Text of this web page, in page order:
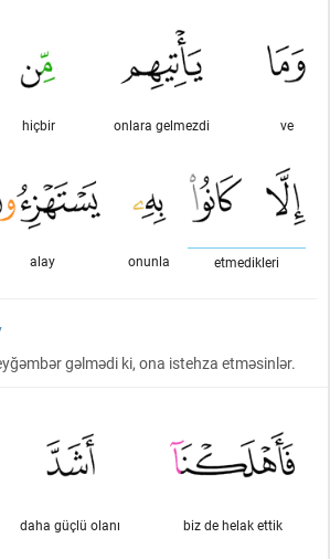
ve
onlara gelmezdi
hiçbir
etmedikleri
onunla
alay
gəlmədi ki, ona istehza etməsinlər.
biz de helak ettik
daha güçlü olanı